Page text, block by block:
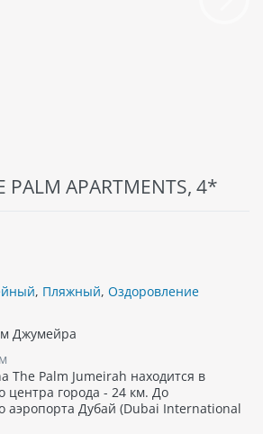
PALM APARTMENTS, 4*
, Пляжный, Оздоровление
Джумейра
The Palm Jumeirah находится в
центра города - 24 км. До
аэропорта Дубай (Dubai International